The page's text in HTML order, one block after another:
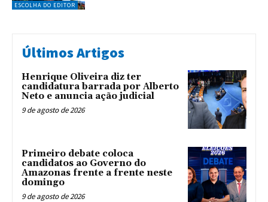
ESCOLHA DO EDITOR
Últimos Artigos
Henrique Oliveira diz ter
candidatura barrada por Alberto
Neto e anuncia ação judicial
9 de agosto de 2026
Primeiro debate coloca
candidatos ao Governo do
Amazonas frente a frente neste
domingo
9 de agosto de 2026